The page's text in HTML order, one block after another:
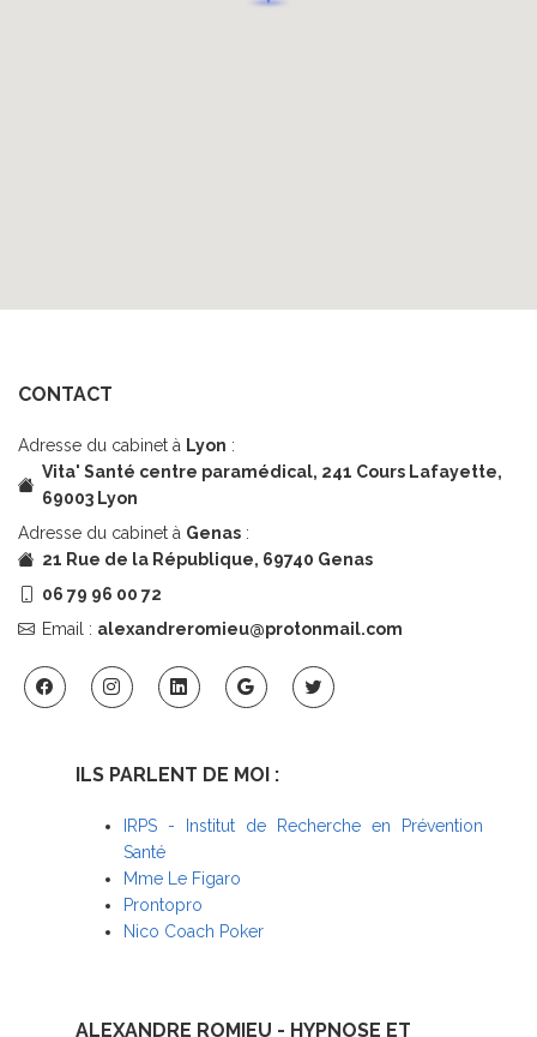
CONTACT
Adresse du cabinet à Lyon :
Vita' Santé centre paramédical, 241 Cours Lafayette,
69003 Lyon
Adresse du cabinet à Genas :
21 Rue de la République, 69740 Genas
06 79 96 00 72
Email : alexandreromieu@protonmail.com
ILS PARLENT DE MOI :
IRPS - Institut de Recherche en Prévention
Santé
Mme Le Figaro
Prontopro
Nico Coach Poker
ALEXANDRE ROMIEU - HYPNOSE ET